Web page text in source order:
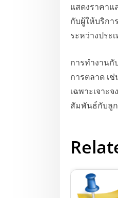
แสดงราคาแ
กับผู้ให้บริกา
ระหว่างประ
การทำงานกั
การตลาด เ
เฉพาะเจาะ
สัมพันธ์กับลู